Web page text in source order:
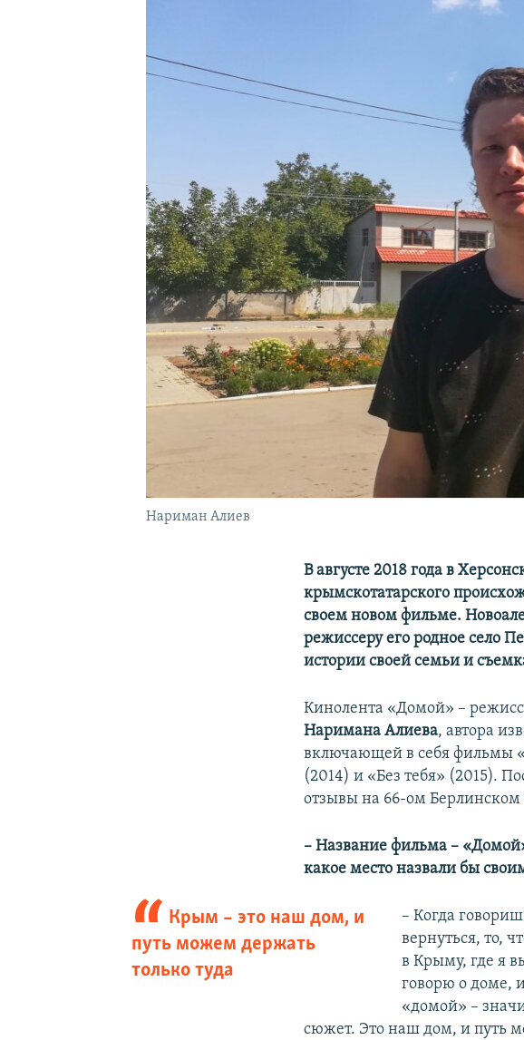
Нариман Алиев
В августе 2018 года в
крымскотатарского
своем новом фильме.
режиссеру его родное село
истории своей семьи и
Кинолента «Домой» –
Наримана Алиева, автора
включающей в себя фильмы
(2014) и «Без тебя» (2015).
отзывы на 66-ом
– Название фильма –
какое место назвали бы
Крым – это наш дом, и
путь можем держать
только туда
– Когда
вернуться, то,
в Крыму, где я
говорю о доме,
«домой» –
сюжет. Это наш дом, и путь